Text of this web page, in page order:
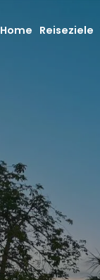
Home Reiseziele